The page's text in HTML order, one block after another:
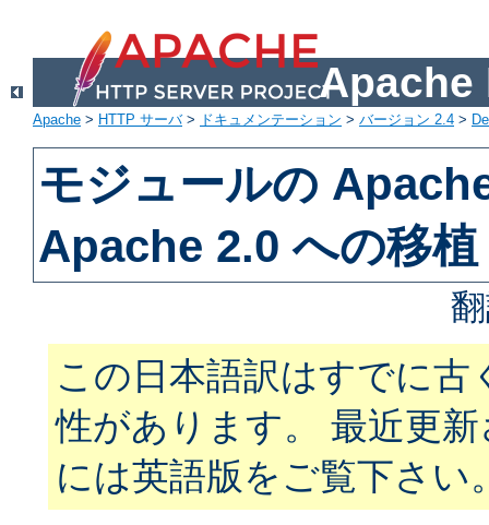
Apache
Apache > HTTP サーバ> ドキュメンテーション > バージョン 2.4 >
モジュールの
Apache 2.0 への移植
この日本語訳はすでに古
性があります。 最近更
には英語版をご覧下さい